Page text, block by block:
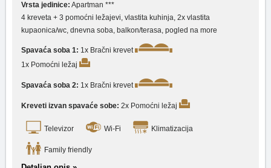
Vrsta jedinice: Apartman ***
4 kreveta + 3 pomoćni ležajevi, vlastita kuhinja, 2x vlastita
kupaonica/wc, dnevna soba, balkon/terasa, pogled na more
Spavaća soba 1: 1x Bračni krevet
1x Pomoćni ležaj
Spavaća soba 2: 1x Bračni krevet
Kreveti izvan spavaće sobe: 2x Pomoćni ležaj
Televizor Wi-Fi Klimatizacija
Family friendly